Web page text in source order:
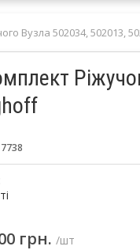
Вузла 502034, 502013,
7738
грн. /шт